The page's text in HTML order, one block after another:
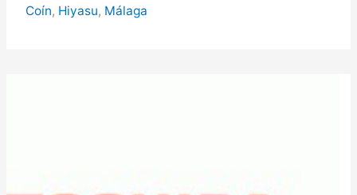
Servicio
Coín, Hiyasu, Málaga